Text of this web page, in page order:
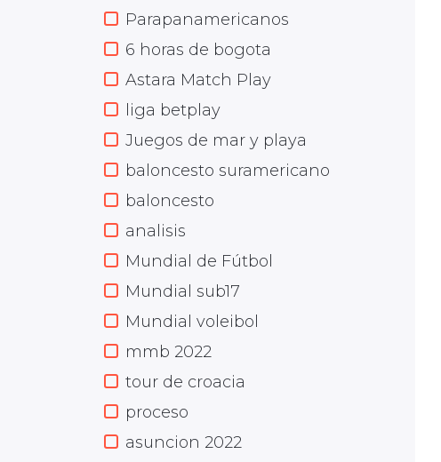
Parapanamericanos
6 horas de bogota
Astara Match Play
liga betplay
Juegos de mar y playa
baloncesto suramericano
baloncesto
analisis
Mundial de Fútbol
Mundial sub17
Mundial voleibol
mmb 2022
tour de croacia
proceso
asuncion 2022